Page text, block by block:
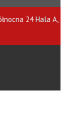
24 Hala A,